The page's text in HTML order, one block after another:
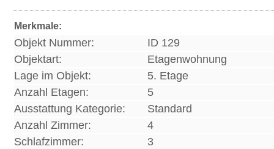
Merkmale:
Objekt Nummer:
ID 129
Objektart:
Etagenwohnung
Lage im Objekt:
5. Etage
Anzahl Etagen:
5
Ausstattung Kategorie:
Standard
Anzahl Zimmer:
4
Schlafzimmer:
3